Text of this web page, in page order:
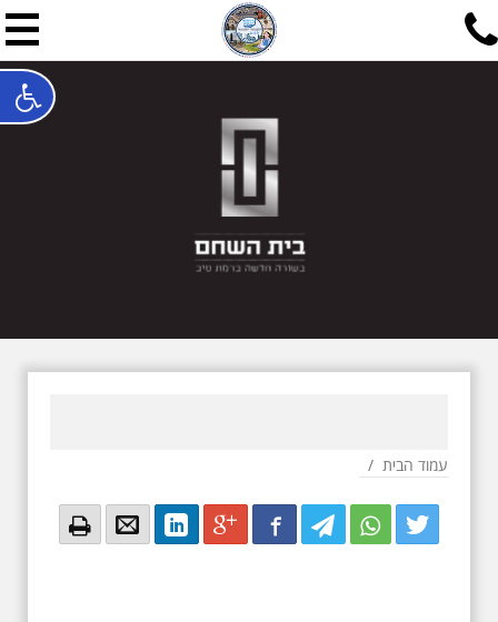
תיור ישראלי בעריכת אילן
האתר המרכזי להיסטוריה של תל אביב ותולדות ארץ ישראל -
חייגו עכשיו:
שלחו פנייה:
עמוד הבית /
Twitter
Twitter
Twitter
Facebook
Google+
LinkedIn
Email
Email